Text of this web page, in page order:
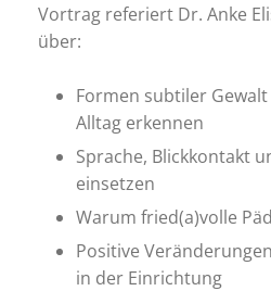
Vortrag referiert Dr. Anke
über:
Formen subtiler
Alltag erkennen
Sprache, Blickkontakt
einsetzen
Warum fried(a)volle
Positive
in der Einrichtung